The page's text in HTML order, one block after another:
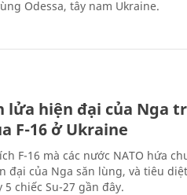
Odessa, tây nam Ukraine.
lửa hiện đại của Nga
F-16 ở Ukraine
F-16 mà các nước NATO hứa
đại của Nga săn lùng, và tiêu
5 chiếc Su-27 gần đây.